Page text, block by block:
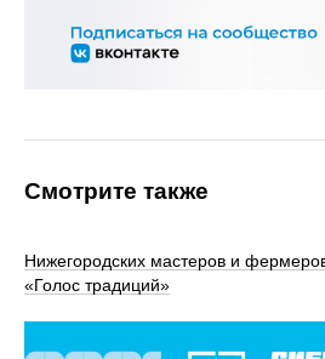
Смотрите также
Нижегородских мастеров и
«Голос традиций»